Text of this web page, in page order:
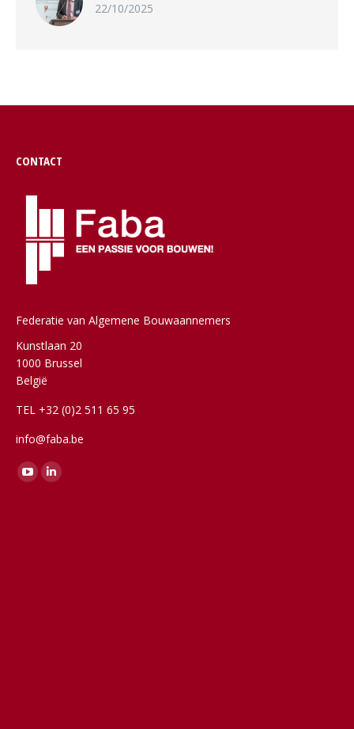
22/10/2025
CONTACT
Federatie van Algemene Bouwaannemers
Kunstlaan 20
1000 Brussel
België
TEL +32 (0)2 511 65 95
info@faba.be
Vind ons op:
YouTubeLinkedin